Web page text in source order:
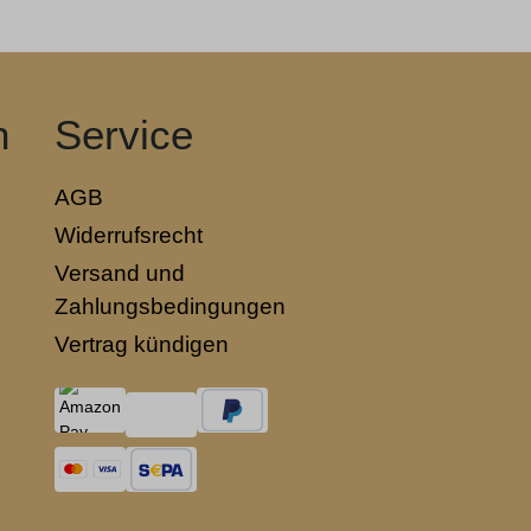
Service
AGB
Widerrufsrecht
Versand und
Zahlungsbedingungen
Vertrag kündigen